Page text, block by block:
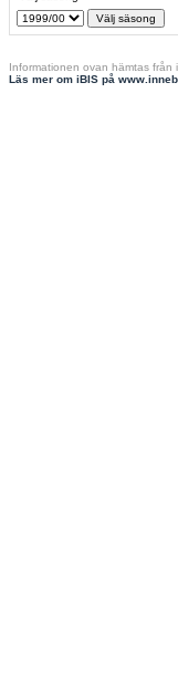
Informationen ovan hämtas från
Läs mer om iBIS på